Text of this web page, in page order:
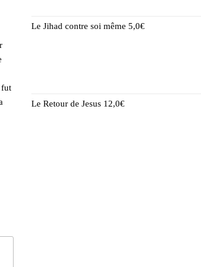
fut
Le Jihad contre soi même 5,0€
Le Retour de Jesus 12,0€